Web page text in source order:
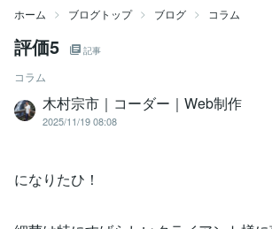
ホーム ブログトップ ブログ コラム
評価5 記事
コラム
木村宗市｜コーダー｜Web制作
2025/11/19 08:08
になりたひ！